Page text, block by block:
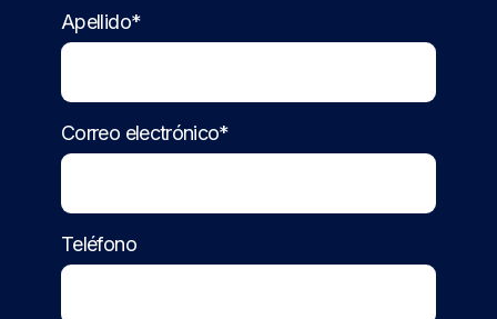
Apellido*
Correo electrónico*
Teléfono